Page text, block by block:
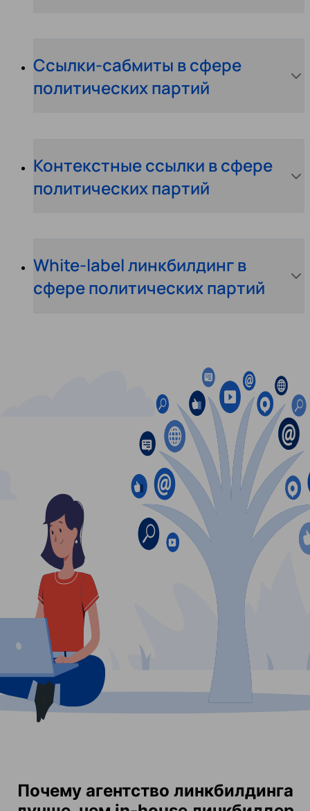
Ссылки-сабмиты в сфере
политических партий
Контекстные ссылки в сфере
политических партий
White-label линкбилдинг в
сфере политических партий
Почему агентство линкбилдинга